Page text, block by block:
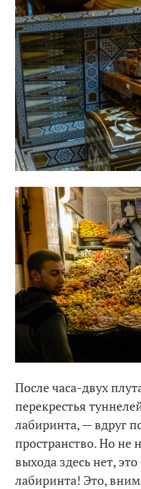
После часа-двух
перекрестья
лабиринта, — вдруг
пространство. Но не
выхода здесь нет,
лабиринта! Это,